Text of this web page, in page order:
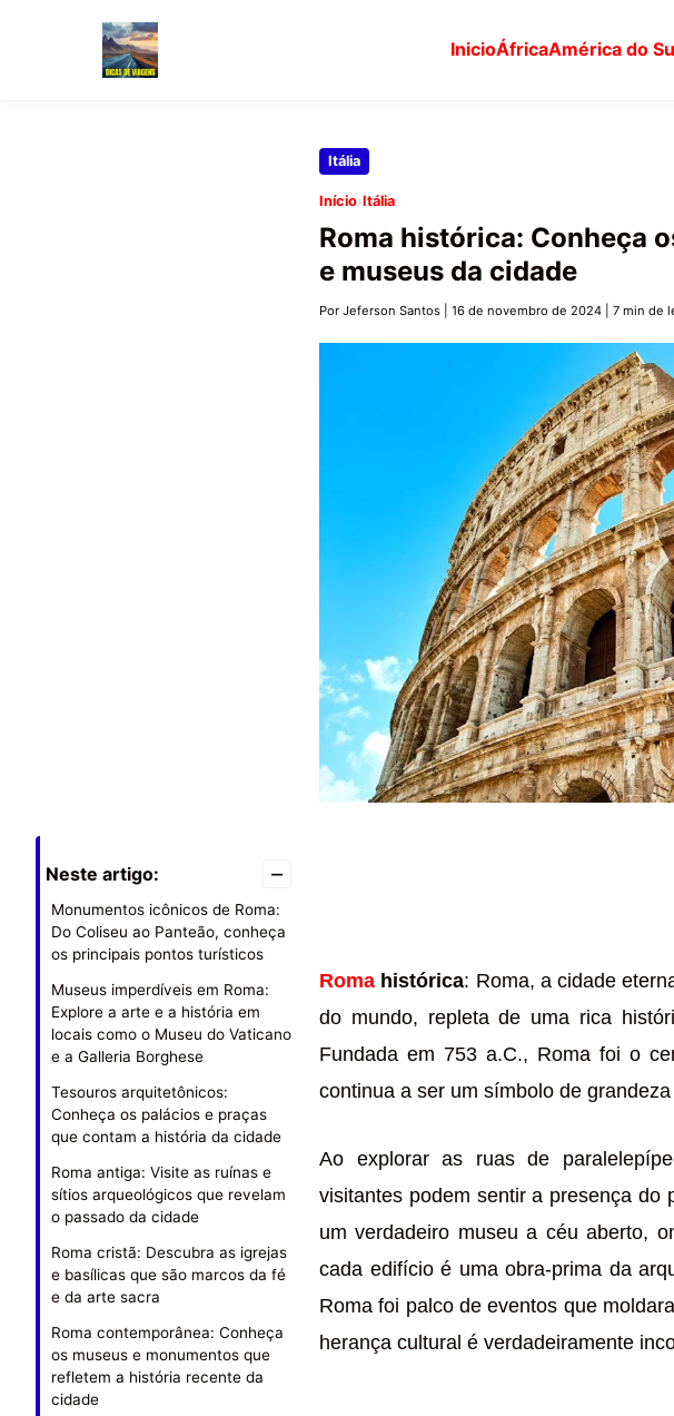
InicioÁfricaAmérica do
Itália
Início›Itália
Roma histórica: Conheça
e museus da cidade
Por Jeferson Santos 16 de novembro de 2024 7 min de
Neste artigo: –
Monumentos icônicos de Roma:
Do Coliseu ao Panteão, conheça
os principais pontos turísticos
Museus imperdíveis em Roma:
Explore a arte e a história em
locais como o Museu do Vaticano
e a Galleria Borghese
Tesouros arquitetônicos:
Conheça os palácios e praças
que contam a história da cidade
Roma antiga: Visite as ruínas e
sítios arqueológicos que revelam
o passado da cidade
Roma cristã: Descubra as igrejas
e basílicas que são marcos da fé
e da arte sacra
Roma contemporânea: Conheça
os museus e monumentos que
refletem a história recente da
cidade
Roma histórica: Roma, a cidade
do mundo, repleta de uma rica
Fundada em 753 a.C., Roma foi o
continua a ser um símbolo de
Ao explorar as ruas de
visitantes podem sentir a presença do
um verdadeiro museu a céu aberto,
cada edifício é uma obra-prima da
Roma foi palco de eventos que
herança cultural é verdadeiramente